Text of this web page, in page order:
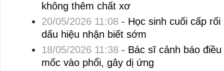
không thêm chất xơ
20/05/2026 11:08 - Học sinh cuối cấp
dấu hiệu nhận biết sớm
18/05/2026 11:38 - Bác sĩ cảnh báo
mốc vào phổi, gây dị ứng